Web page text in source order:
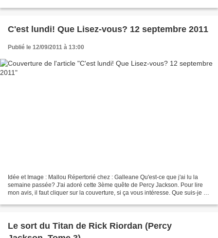
C'est lundi! Que Lisez-vous? 12 septembre 2011
Publié le 12/09/2011 à 13:00
Idée et Image : Mallou Répertorié chez : Galleane Qu'est-ce que j'ai lu la
semaine passée? J'ai adoré cette 3ème quête de Percy Jackson. Pour lire
mon avis, il faut cliquer sur la couverture, si ça vous intéresse. Que suis-je en
Le sort du Titan de Rick Riordan (Percy